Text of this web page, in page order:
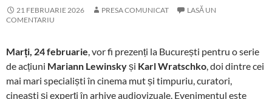
21 FEBRUARIE 2026 PRESA COMUNICAT
LASĂ UN
COMENTARIU
Marți, 24 februarie, vor fi prezenți la București pentru o serie
de acțiuni Mariann Lewinskyși Karl Wratschko, doi dintre cei
mai mari specialiști în cinema mut și timpuriu, curatori,
cineaști și experți în arhive audiovizuale. Evenimentul este